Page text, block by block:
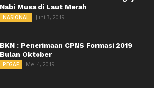
Nabi Musa di Laut Merah
NASIONAL Juni 3, 2019
BKN : Penerimaan CPNS Formasi 2019
Bulan Oktober
PEGAF Mei 4, 2019